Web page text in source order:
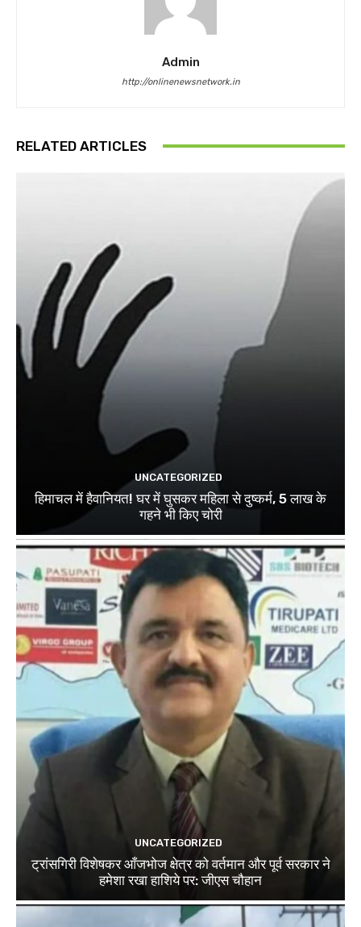
Admin
http://onlinenewsnetwork.in
RELATED ARTICLES
UNCATEGORIZED
हिमाचल में हैवानियत! घर में घुसकर महिला से दुष्कर्म, 5 लाख के
गहने भी किए चोरी
UNCATEGORIZED
ट्रांसगिरी विशेषकर आँजभोज क्षेत्र को वर्तमान और पूर्व सरकार ने
हमेशा रखा हाशिये पर: जीएस चौहान